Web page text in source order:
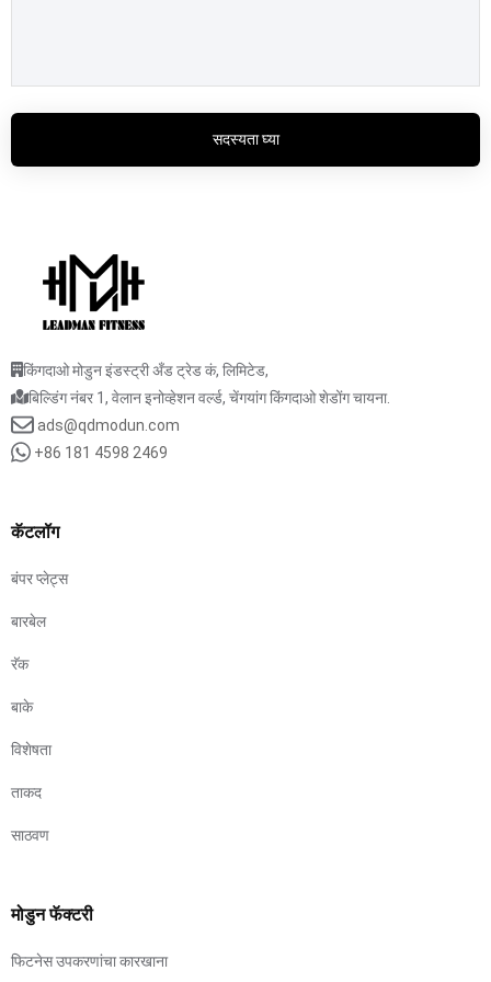
सदस्यता घ्या
किंगदाओ मोडुन इंडस्ट्री अँड ट्रेड कं, लिमिटेड,
बिल्डिंग नंबर 1, वेलान इनोव्हेशन वर्ल्ड, चेंगयांग किंगदाओ शेडोंग चायना.
ads@qdmodun.com
+86 181 4598 2469
कॅटलॉग
बंपर प्लेट्स
बारबेल
रॅक
बाके
विशेषता
ताकद
साठवण
मोडुन फॅक्टरी
फिटनेस उपकरणांचा कारखाना